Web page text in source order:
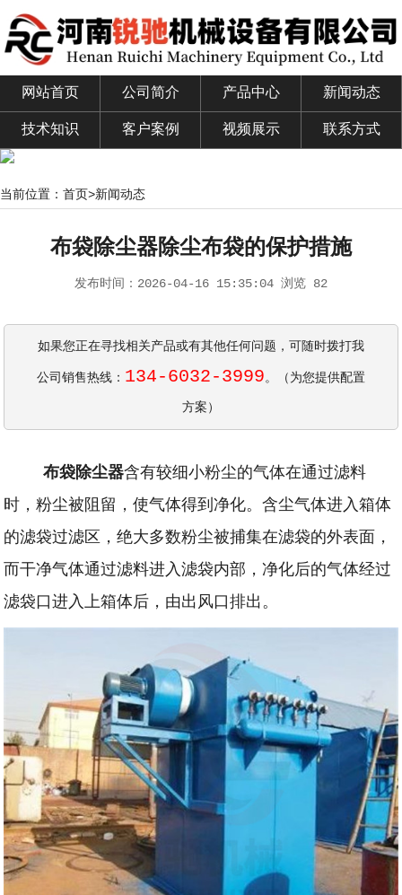
网站首页 公司简介 产品中心 新闻动态
技术知识 客户案例 视频展示 联系方式
当前位置： 首页>新闻动态
布袋除尘器除尘布袋的保护措施
发布时间： 2026-04-16 15:35:04浏览 82
如果您正在寻找相关产品或有其他任何问题，可随时拨打我
公司销售热线： 134-6032-3999。（为您提供配置
方案）
布袋除尘器含有较细小粉尘的气体在通过滤料
时，粉尘被阻留，使气体得到净化。含尘气体进入箱体
的滤袋过滤区，绝大多数粉尘被捕集在滤袋的外表面，
而干净气体通过滤料进入滤袋内部，净化后的气体经过
滤袋口进入上箱体后，由出风口排出。